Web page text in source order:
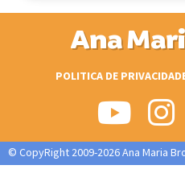
Ana
POLITICA DE
© CopyRight 2009-2026 Ana Maria